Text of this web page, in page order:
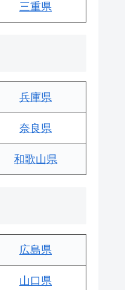
三重県
兵庫県
奈良県
和歌山県
広島県
山口県